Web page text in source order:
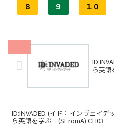
８
９ １０
ら英
ID:INVADED (イド：インヴェイデ
ら英語を学ぶ (SFromA) CH03